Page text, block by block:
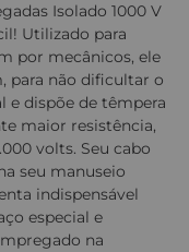
Isolado 1000 V
Utilizado para
por mecânicos, ele
para não dificultar o
e dispõe de têmpera
maior resistência,
volts. Seu cabo
seu manuseio
indispensável
especial e
na